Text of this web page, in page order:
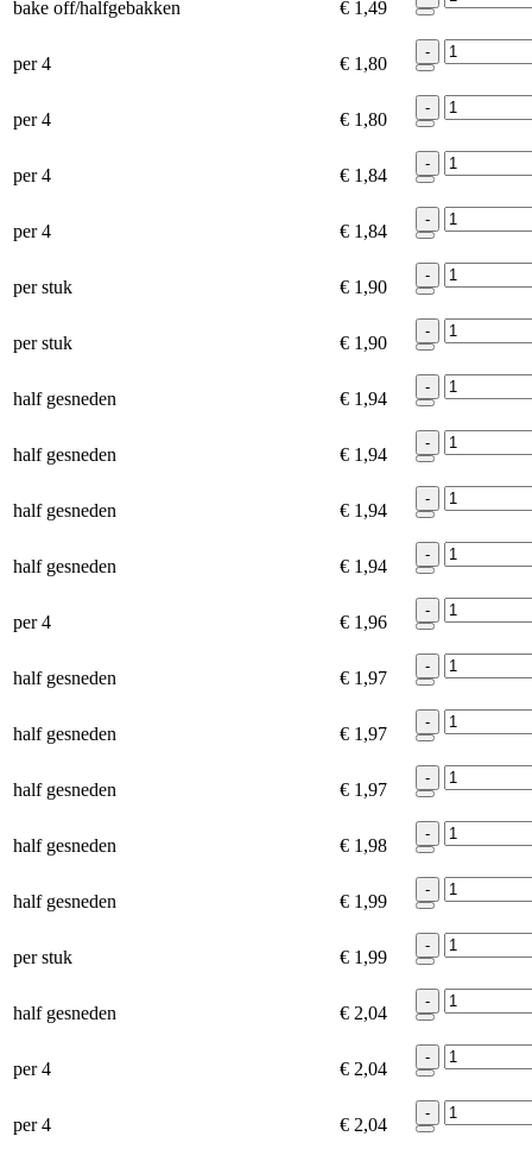
bake off/halfgebakken € 1,49
per 4 € 1,80
-
per 4 € 1,80
-
per 4 € 1,84
-
per 4 € 1,84
-
per stuk € 1,90
-
per stuk € 1,90
-
half gesneden € 1,94
-
half gesneden € 1,94
-
half gesneden € 1,94
-
half gesneden € 1,94
-
per 4 € 1,96
-
half gesneden € 1,97
-
half gesneden € 1,97
-
half gesneden € 1,97
-
half gesneden € 1,98
-
half gesneden € 1,99
-
per stuk € 1,99
-
half gesneden € 2,04
-
per 4 € 2,04
-
per 4 € 2,04
-